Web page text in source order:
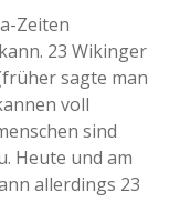
Zeiten
23 Wikinger
sagte man
voll
sind
Heute und am
allerdings 23